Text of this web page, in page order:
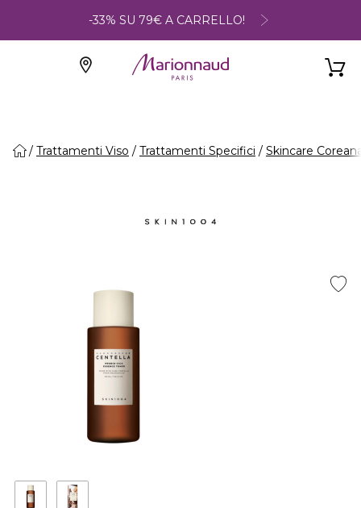
-33% SU 79€ A CARRELLO!
Trattamenti Viso Trattamenti Specifici Skincare